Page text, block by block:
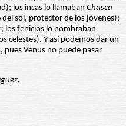
los incas lo llamaban Chasca
sol, protector de los jóvenes);
; los fenicios lo nombraban
celestes). Y así podemos dar un
Venus no puede pasar